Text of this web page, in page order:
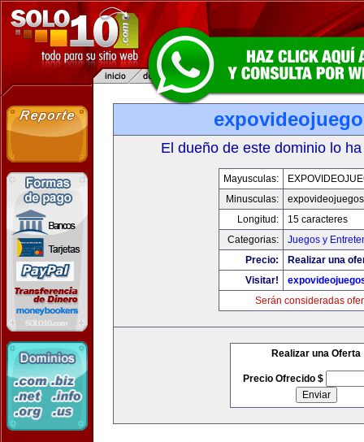
El dueño de este dominio lo
Mayusculas:
Minusculas:
Longitud:
15 caracteres
Categorias:
Juegos y
Precio:
Realizar una
Visitar!
Serán consideradas
Realizar una Oferta
Precio Ofrecido $